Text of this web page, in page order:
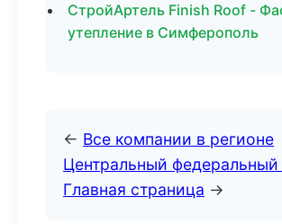
СтройАртель Finish Roof -
утепление в Симферополь
← Все компании в регионе
Центральный федеральный
Главная страница →